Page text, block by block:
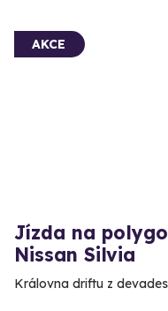
AKCE
Jízda na
Nissan Silvia
Královna driftu z